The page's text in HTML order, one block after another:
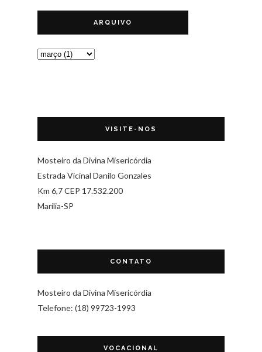
ARQUIVO
VISITE-NOS
Mosteiro da Divina Misericórdia
Estrada Vicinal Danilo Gonzales
Km 6,7 CEP 17.532.200
Marília-SP
CONTATO
Mosteiro da Divina Misericórdia
Telefone: (18) 99723-1993
VOCACIONAL